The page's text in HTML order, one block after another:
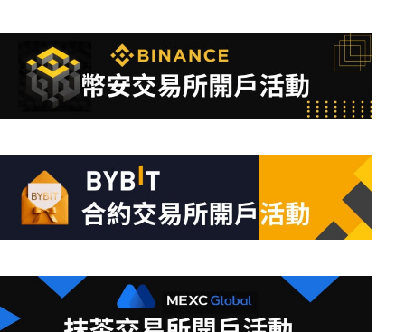
不
條